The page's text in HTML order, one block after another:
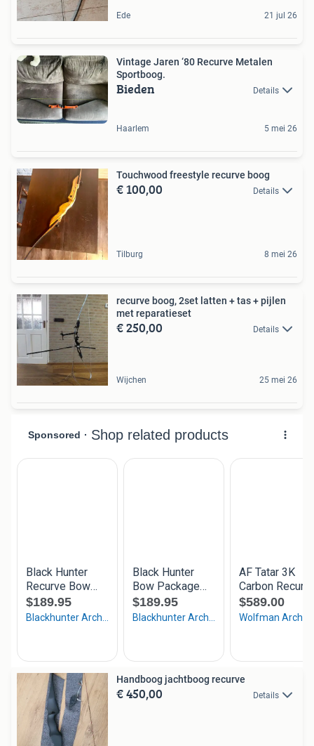
Ede 21 jul 26
Vintage Jaren ‘80 Recurve Metalen
Sportboog.
Bieden Details
Haarlem 5 mei 26
Touchwood freestyle recurve boog
€ 100,00 Details
Tilburg 8 mei 26
recurve boog, 2set latten + tas + pijlen
met reparatieset
€ 250,00 Details
Wijchen 25 mei 26
Handboog jachtboog recurve
€ 450,00 Details